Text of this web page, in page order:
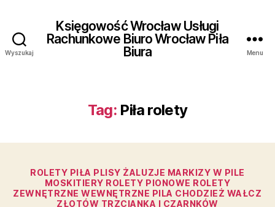
Wyszukaj
Księgowość Wrocław Usługi
Rachunkowe Biuro Wrocław Piła
Biura
Menu
Tag: Piła rolety
Kategorie
ROLETY PIŁA PLISY ŻALUZJE MARKIZY W PILE
MOSKITIERY ROLETY PIONOWE ROLETY
ZEWNĘTRZNE WEWNĘTRZNE PILA CHODZIEŻ WAŁCZ
ZŁOTÓW TRZCIANKA I CZARNKÓW